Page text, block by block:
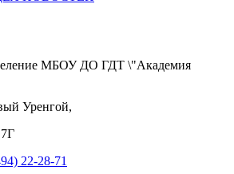
МБОУ ДО ГДТ \"Академия
Уренгой,
22-28-71